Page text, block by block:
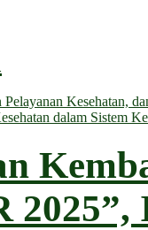
Kesehatan,
dalam Sistem